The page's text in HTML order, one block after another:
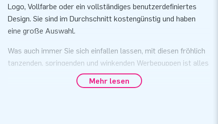
Logo, Vollfarbe oder ein vollständiges benutzerdefiniertes
Design. Sie sind im Durchschnitt kostengünstig und haben
eine große Auswahl.
Was auch immer Sie sich einfallen lassen, mit diesen fröhlich
tanzenden, springenden und winkenden Werbepuppen ist alles
Mehr lesen